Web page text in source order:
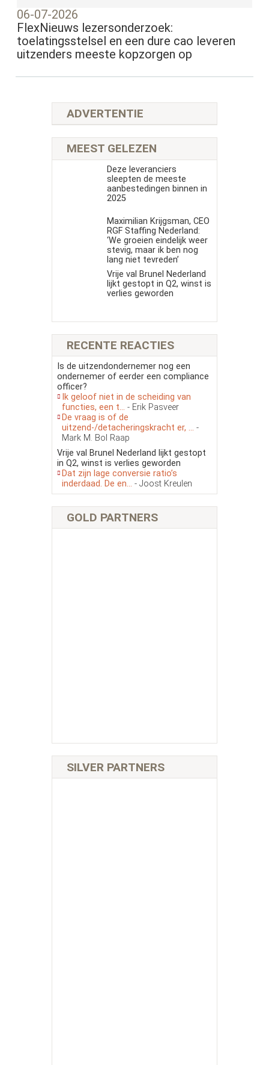
06-07-2026
FlexNieuws lezersonderzoek:
toelatingsstelsel en een dure cao leveren
uitzenders meeste kopzorgen op
ADVERTENTIE
MEEST GELEZEN
Deze leveranciers
sleepten de meeste
aanbestedingen binnen in
2025
Maximilian Krijgsman, CEO
RGF Staffing Nederland:
‘We groeien eindelijk weer
stevig, maar ik ben nog
lang niet tevreden’
Vrije val Brunel Nederland
lijkt gestopt in Q2, winst is
verlies geworden
RECENTE REACTIES
Is de uitzendondernemer nog een
ondernemer of eerder een compliance
officer?
Ik geloof niet in de scheiding van
functies, een t... - Erik Pasveer
De vraag is of de
uitzend-/detacheringskracht er, ... -
Mark M. Bol Raap
Vrije val Brunel Nederland lijkt gestopt
in Q2, winst is verlies geworden
Dat zijn lage conversie ratio’s
inderdaad. De en... - Joost Kreulen
GOLD PARTNERS
SILVER PARTNERS